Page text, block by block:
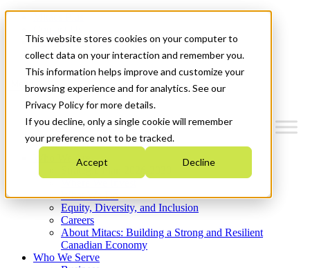
This website stores cookies on your computer to
collect data on your interaction and remember you.
This information helps improve and customize your
browsing experience and for analytics. See our
Privacy Policy for more details.
If you decline, only a single cookie will remember
your preference not to be tracked.
Accept Decline
News & Events
Get Started
Menu
Who We Are
Strategic Plan 2026-2030
What We Do
Equity, Diversity, and Inclusion
Careers
About Mitacs: Building a Strong and Resilient
Canadian Economy
Who We Serve